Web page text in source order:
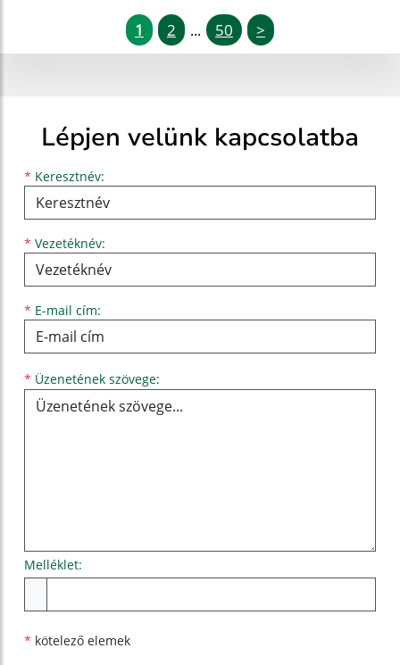
1 2 ... 50 >
Lépjen velünk kapcsolatba
* Keresztnév:
Keresztnév
* Vezetéknév:
Vezetéknév
* E-mail cím:
E-mail cím
* Üzenetének szövege:
Melléklet:
* kötelező elemek